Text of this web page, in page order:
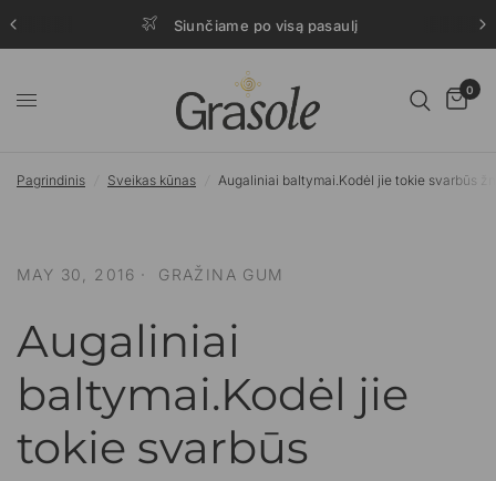
Siunčiame po visą pasaulį
0
Pagrindinis Sveikas kūnas Augaliniai baltymai.Kodėl jie tokie svarbūs
MAY 30, 2016 GRAŽINA GUM
Augaliniai
baltymai.Kodėl jie
tokie svarbūs